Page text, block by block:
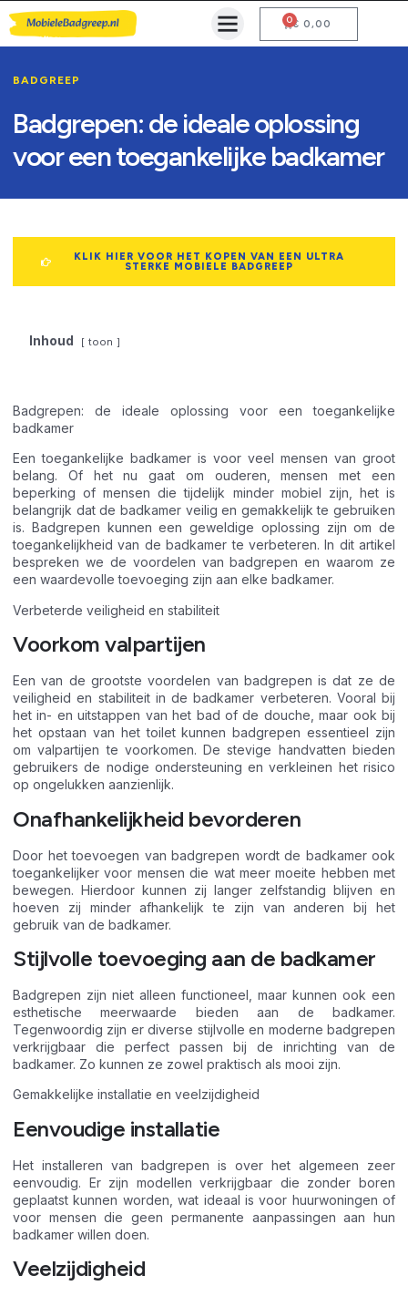
€ 0,00
0
BADGREEP
Badgrepen: de ideale oplossing
voor een toegankelijke badkamer
KLIK HIER VOOR HET KOPEN VAN EEN ULTRA
STERKE MOBIELE BADGREEP
Inhoud toon
Badgrepen: de ideale oplossing voor een toegankelijke
badkamer
Een toegankelijke badkamer is voor veel mensen van groot
belang. Of het nu gaat om ouderen, mensen met een
beperking of mensen die tijdelijk minder mobiel zijn, het is
belangrijk dat de badkamer veilig en gemakkelijk te gebruiken
is. Badgrepen kunnen een geweldige oplossing zijn om de
toegankelijkheid van de badkamer te verbeteren. In dit artikel
bespreken we de voordelen van badgrepen en waarom ze
een waardevolle toevoeging zijn aan elke badkamer.
Verbeterde veiligheid en stabiliteit
Voorkom valpartijen
Een van de grootste voordelen van badgrepen is dat ze de
veiligheid en stabiliteit in de badkamer verbeteren. Vooral bij
het in- en uitstappen van het bad of de douche, maar ook bij
het opstaan van het toilet kunnen badgrepen essentieel zijn
om valpartijen te voorkomen. De stevige handvatten bieden
gebruikers de nodige ondersteuning en verkleinen het risico
op ongelukken aanzienlijk.
Onafhankelijkheid bevorderen
Door het toevoegen van badgrepen wordt de badkamer ook
toegankelijker voor mensen die wat meer moeite hebben met
bewegen. Hierdoor kunnen zij langer zelfstandig blijven en
hoeven zij minder afhankelijk te zijn van anderen bij het
gebruik van de badkamer.
Stijlvolle toevoeging aan de badkamer
Badgrepen zijn niet alleen functioneel, maar kunnen ook een
esthetische meerwaarde bieden aan de badkamer.
Tegenwoordig zijn er diverse stijlvolle en moderne badgrepen
verkrijgbaar die perfect passen bij de inrichting van de
badkamer. Zo kunnen ze zowel praktisch als mooi zijn.
Gemakkelijke installatie en veelzijdigheid
Eenvoudige installatie
Het installeren van badgrepen is over het algemeen zeer
eenvoudig. Er zijn modellen verkrijgbaar die zonder boren
geplaatst kunnen worden, wat ideaal is voor huurwoningen of
voor mensen die geen permanente aanpassingen aan hun
badkamer willen doen.
Veelzijdigheid